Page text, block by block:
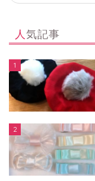
人気記事
1
2